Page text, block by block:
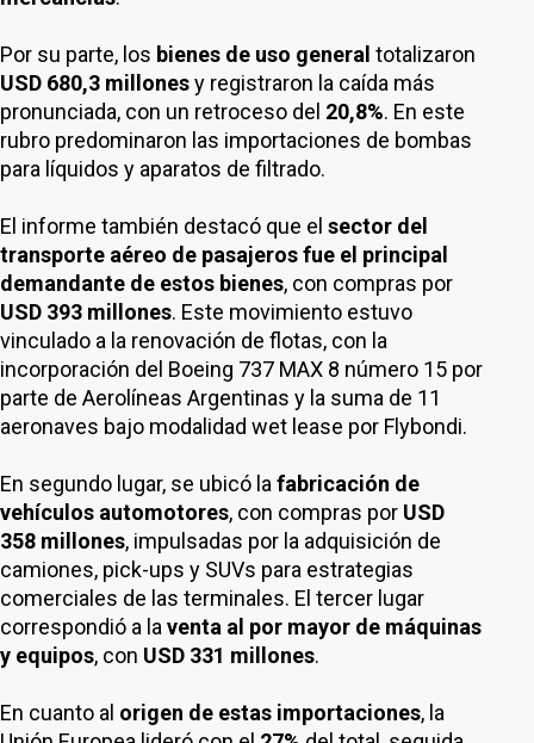
Por su parte, los bienes de uso general totalizaron
USD 680,3 millonesy registraron la caída más
pronunciada, con un retroceso del 20,8%. En este
rubro predominaron las importaciones de bombas
para líquidos y aparatos de filtrado.
El informe también destacó que el sector del
transporte aéreo de pasajeros fue el principal
demandante de estos bienes, con compras por
USD 393 millones. Este movimiento estuvo
vinculado a la renovación de flotas, con la
incorporación del Boeing 737 MAX 8 número 15 por
parte de Aerolíneas Argentinas y la suma de 11
aeronaves bajo modalidad wet lease por Flybondi.
En segundo lugar, se ubicó la fabricación de
vehículos automotores, con compras por USD
358 millones, impulsadas por la adquisición de
camiones, pick-ups y SUVs para estrategias
comerciales de las terminales. El tercer lugar
correspondió a la venta al por mayor de máquinas
y equipos, con USD 331 millones.
En cuanto al origen de estas importaciones, la